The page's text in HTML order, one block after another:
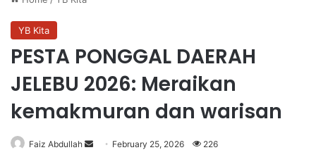
YB Kita
PESTA PONGGAL DAERAH
JELEBU 2026: Meraikan
kemakmuran dan warisan
Faiz Abdullah February 25, 2026 226